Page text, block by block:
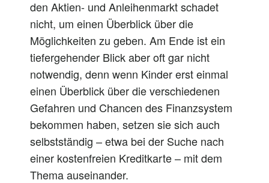
den Aktien- und Anleihenmarkt schadet
nicht, um einen Überblick über die
Möglichkeiten zu geben. Am Ende ist ein
tiefergehender Blick aber oft gar nicht
notwendig, denn wenn Kinder erst einmal
einen Überblick über die verschiedenen
Gefahren und Chancen des Finanzsystem
bekommen haben, setzen sie sich auch
selbstständig – etwa bei der Suche nach
einer kostenfreien Kreditkarte – mit dem
Thema auseinander.